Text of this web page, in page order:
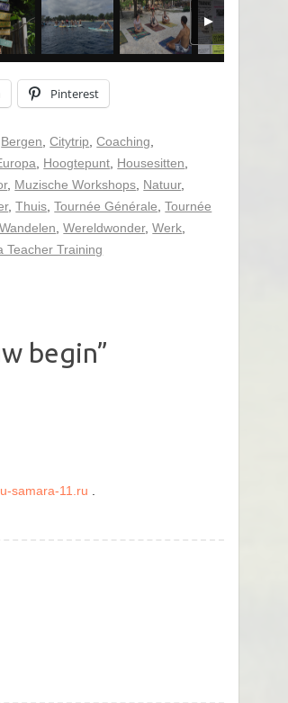
Pinterest
Bergen ,Citytrip ,Coaching
Hoogtepunt Housesitten
, Muzische Workshops Natuur,
,Thuis ,Tournée Générale ,Tournée
Wandelen ,Wereldwonder,Werk
Teacher Training
begin”
samara-11.ru